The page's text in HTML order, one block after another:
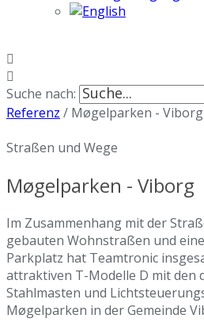
Suche nach:
Referenz / Møgelparken - Viborg
Straßen und Wege
Møgelparken - Viborg
Im Zusammenhang mit der
gebauten Wohnstraßen und
Parkplatz hat Teamtronic
attraktiven T-Modelle D mit den
Stahlmasten und
Møgelparken in der Gemeinde